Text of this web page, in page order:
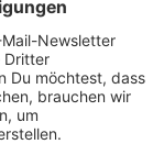
Weeknd hat
Album "Dawn